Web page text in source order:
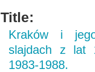
Title:
Kraków i
slajdach z lat
1983-1988.